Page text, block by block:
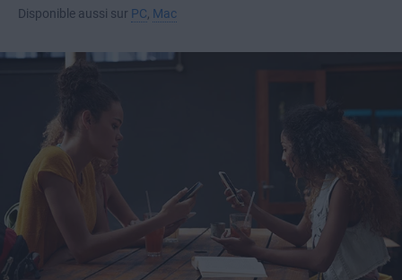
Disponible aussi sur PC Mac